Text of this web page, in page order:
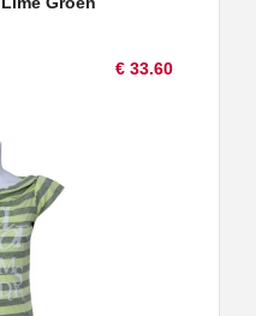
€ 33.60